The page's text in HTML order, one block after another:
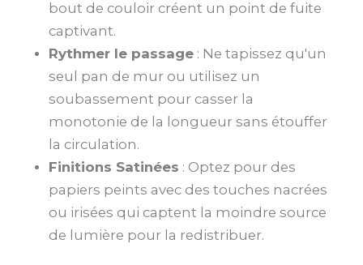
bout de couloir créent un point de fuite
captivant.
Rythmer le passage : Ne tapissez qu'un
seul pan de mur ou utilisez un
soubassement pour casser la
monotonie de la longueur sans étouffer
la circulation.
Finitions Satinées : Optez pour des
papiers peints avec des touches nacrées
ou irisées qui captent la moindre source
de lumière pour la redistribuer.